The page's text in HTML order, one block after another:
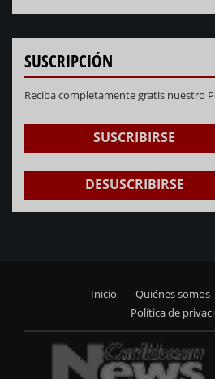
SUSCRIPCIÓN
Reciba completamente gratis nuestro
SUSCRIBIRSE
DESUSCRIBIRSE
menu
Inicio Quiénes somos
Política de